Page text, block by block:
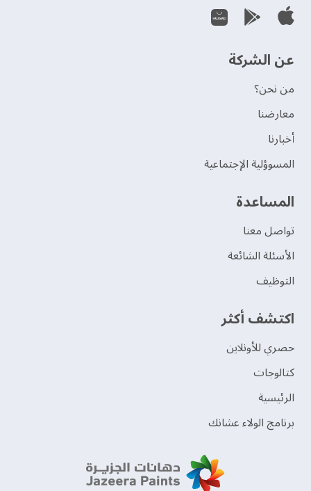
عن الشركة
من نحن؟
‫معارضنا‬
‫أخبارنا‬
المسوؤلية الإجتماعية
‫المساعدة‬
تواصل معنا
الأسئلة الشائعة
التوظيف
اكتشف أكثر
حصري للأونلاين
‫كتالوجات‬
الرئيسية
برنامج الولاء عشانك